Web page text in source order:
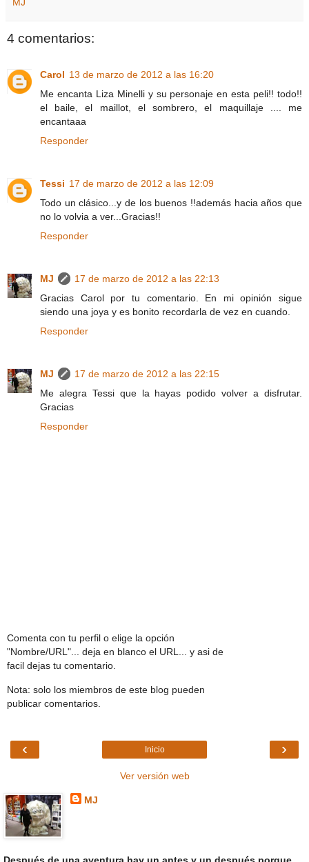
4 comentarios:
Carol 13 de marzo de 2012 a las 16:20
Me encanta Liza Minelli y su personaje en esta peli!! todo!!
el baile, el maillot, el sombrero, el maquillaje .... me
encantaaa
Responder
Tessi 17 de marzo de 2012 a las 12:09
Todo un clásico...y de los buenos !!además hacia años que
no lo volvia a ver...Gracias!!
Responder
MJ
17 de marzo de 2012 a las 22:13
Gracias Carol por tu comentario. En mi opinión sigue
siendo una joya y es bonito recordarla de vez en cuando.
Responder
MJ
17 de marzo de 2012 a las 22:15
Me alegra Tessi que la hayas podido volver a disfrutar.
Gracias
Responder
Comenta con tu perfil o elige la opción
"Nombre/URL"... deja en blanco el URL... y asi de
facil dejas tu comentario.
Nota: solo los miembros de este blog pueden
publicar comentarios.
‹ ›
Inicio
Ver versión web
MJ